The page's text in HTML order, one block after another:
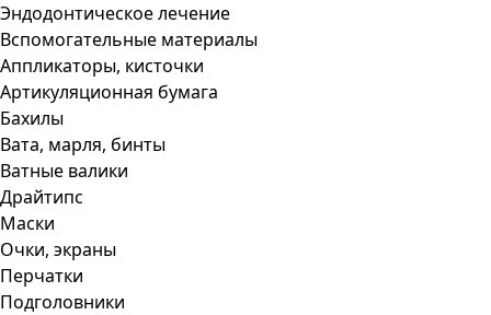
Эндодонтическое лечение
Вспомогательные материалы
Аппликаторы, кисточки
Артикуляционная бумага
Бахилы
Вата, марля, бинты
Ватные валики
Драйтипс
Маски
Очки, экраны
Перчатки
Подголовники